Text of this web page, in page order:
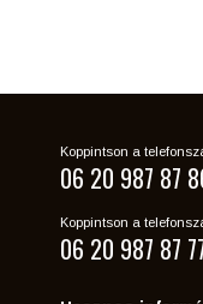
Koppintson a
06 20 987 87
Koppintson a
06 20 987 87